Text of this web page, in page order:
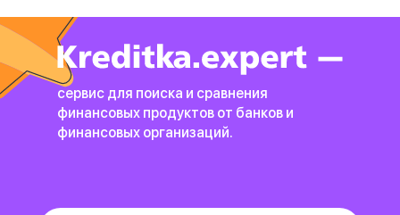
сервис для поиска и сравнения
финансовых продуктов от банков и
финансовых организаций.